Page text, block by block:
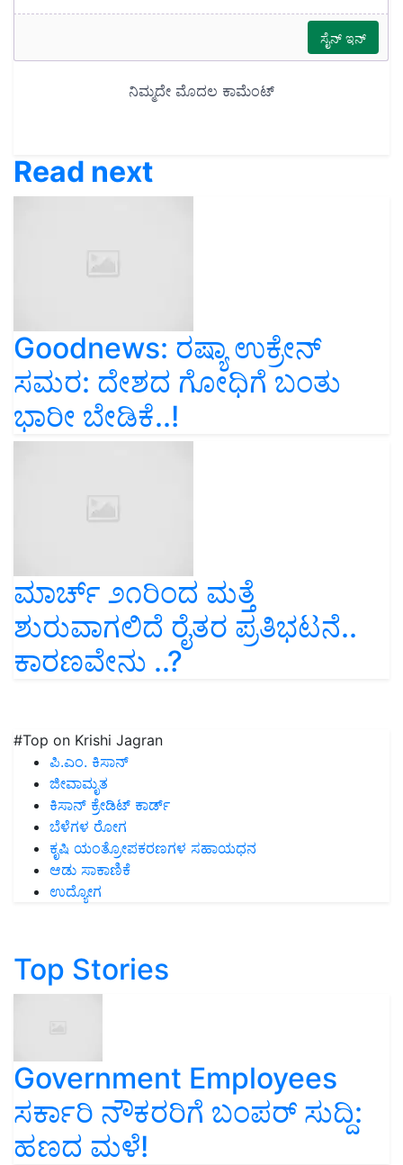
Read next
Goodnews: ರಷ್ಯಾ ಉಕ್ರೇನ್
ಸಮರ: ದೇಶದ ಗೋಧಿಗೆ ಬಂತು
ಭಾರೀ ಬೇಡಿಕೆ..!
ಮಾರ್ಚ್ ೨೧ರಿಂದ ಮತ್ತೆ
ಶುರುವಾಗಲಿದೆ ರೈತರ ಪ್ರತಿಭಟನೆ..
ಕಾರಣವೇನು ..?
#Top on Krishi Jagran
ಪಿ.ಎಂ. ಕಿಸಾನ್
ಜೀವಾಮೃತ
ಕಿಸಾನ್ ಕ್ರೇಡಿಟ್ ಕಾರ್ಡ್
ಬೆಳೆಗಳ ರೋಗ
ಕೃಷಿ ಯಂತ್ರೋಪಕರಣಗಳ ಸಹಾಯಧನ
ಆಡು ಸಾಕಾಣಿಕೆ
ಉದ್ಯೋಗ
Top Stories
Government Employees
ಸರ್ಕಾರಿ ನೌಕರರಿಗೆ ಬಂಪರ್‌ ಸುದ್ದಿ:
ಹಣದ ಮಳೆ!